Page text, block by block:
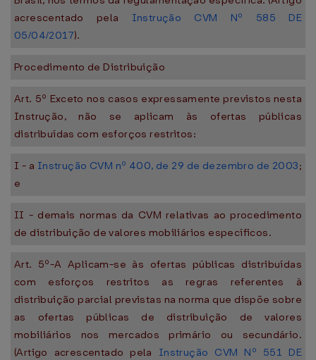
acrescentado pela Instrução CVM Nº 585 DE
05/04/2017).
Procedimento de Distribuição
Art. 5º Exceto nos casos expressamente previstos nesta
Instrução, não se aplicam às ofertas públicas
distribuídas com esforços restritos:
I - a Instrução CVM nº 400, de 29 de dezembro de 2003;
e
II - demais normas da CVM relativas ao procedimento
de distribuição de valores mobiliários específicos.
Art. 5º-A Aplicam-se às ofertas públicas distribuídas
com esforços restritos as regras referentes à
distribuição parcial previstas na norma que dispõe sobre
as ofertas públicas de distribuição de valores
mobiliários nos mercados primário ou secundário.
(Artigo acrescentado pela Instrução CVM Nº 551 DE